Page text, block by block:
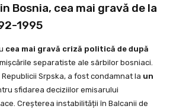
Bosnia, cea mai gravă de la
1995
cea mai gravă criză politică de după
separatiste ale sârbilor bosniaci.
Republicii Srpska, a fost condamnat la un
sfidarea deciziilor emisarului
Creșterea instabilității în Balcanii de